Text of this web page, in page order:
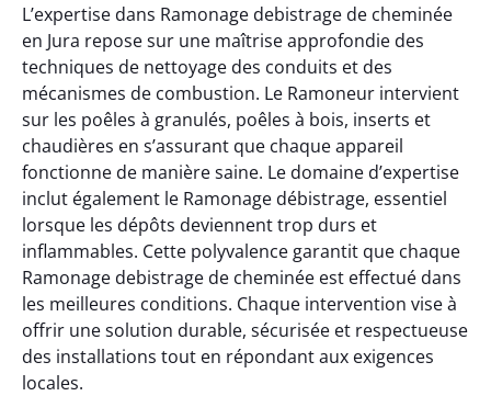
L’expertise dans Ramonage debistrage de cheminée
en Jura repose sur une maîtrise approfondie des
techniques de nettoyage des conduits et des
mécanismes de combustion. Le Ramoneur intervient
sur les poêles à granulés, poêles à bois, inserts et
chaudières en s’assurant que chaque appareil
fonctionne de manière saine. Le domaine d’expertise
inclut également le Ramonage débistrage, essentiel
lorsque les dépôts deviennent trop durs et
inflammables. Cette polyvalence garantit que chaque
Ramonage debistrage de cheminée est effectué dans
les meilleures conditions. Chaque intervention vise à
offrir une solution durable, sécurisée et respectueuse
des installations tout en répondant aux exigences
locales.